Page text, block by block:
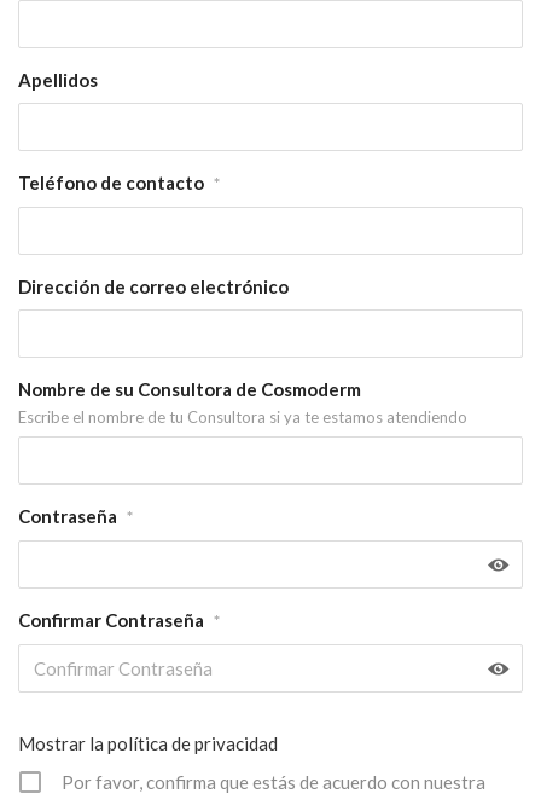
Apellidos
Teléfono de contacto *
Dirección de correo electrónico
Nombre de su Consultora de Cosmoderm
Escribe el nombre de tu Consultora si ya te estamos atendiendo
Contraseña *
Confirmar Contraseña *
Mostrar la política de privacidad
Por favor, confirma que estás de acuerdo con nuestra